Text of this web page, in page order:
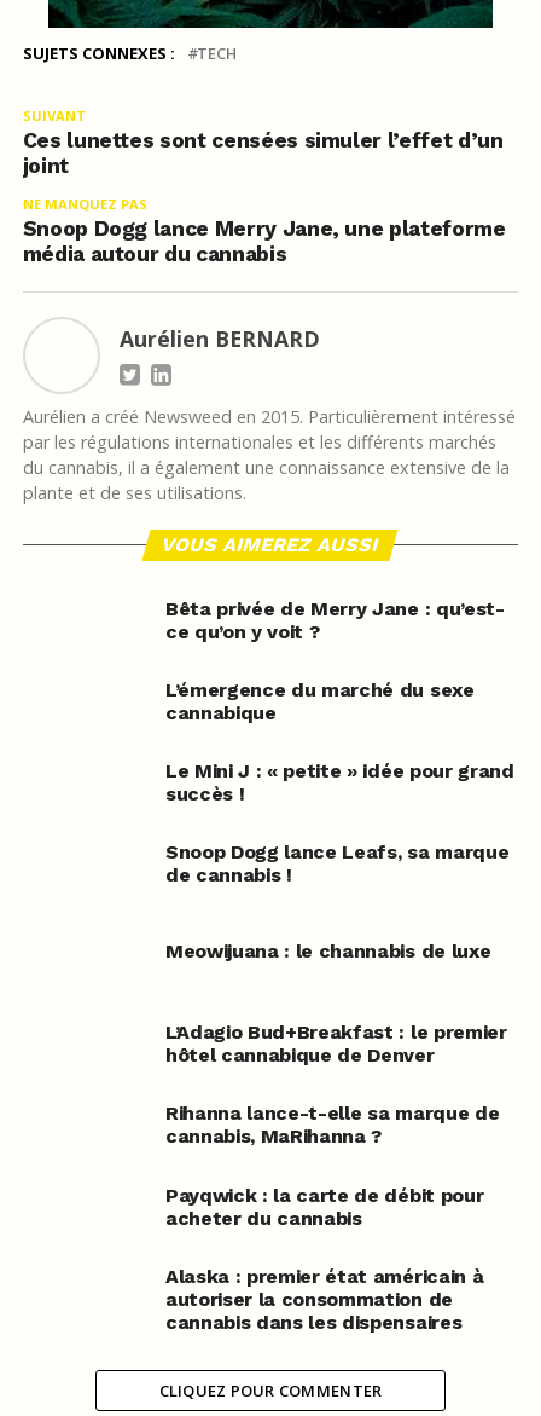
SUJETS CONNEXES : TECH
SUIVANT
Ces lunettes sont censées simuler l’effet d’un
joint
NE MANQUEZ PAS
Snoop Dogg lance Merry Jane, une plateforme
média autour du cannabis
Aurélien BERNARD
Aurélien a créé Newsweed en 2015. Particulièrement intéressé
par les régulations internationales et les différents marchés
du cannabis, il a également une connaissance extensive de la
plante et de ses utilisations.
VOUS AIMEREZ AUSSI
Bêta privée de Merry Jane : qu’est-
ce qu’on y voit ?
L’émergence du marché du sexe
cannabique
Le Mini J : « petite » idée pour grand
succès !
Snoop Dogg lance Leafs, sa marque
de cannabis !
Meowijuana : le channabis de luxe
L’Adagio Bud+Breakfast : le premier
hôtel cannabique de Denver
Rihanna lance-t-elle sa marque de
cannabis, MaRihanna ?
Payqwick : la carte de débit pour
acheter du cannabis
Alaska : premier état américain à
autoriser la consommation de
cannabis dans les dispensaires
CLIQUEZ POUR COMMENTER